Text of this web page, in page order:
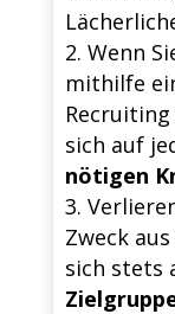
Wenn
mithilfe
sich auf
nötigen
Zweck
sich stets